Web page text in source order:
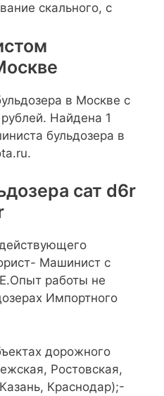
скального, с
в Москве с
Найдена 1
бульдозера в
сат d6r
Машинист с
работы не
Импортного
дорожного
Ростовская,
Краснодар);-